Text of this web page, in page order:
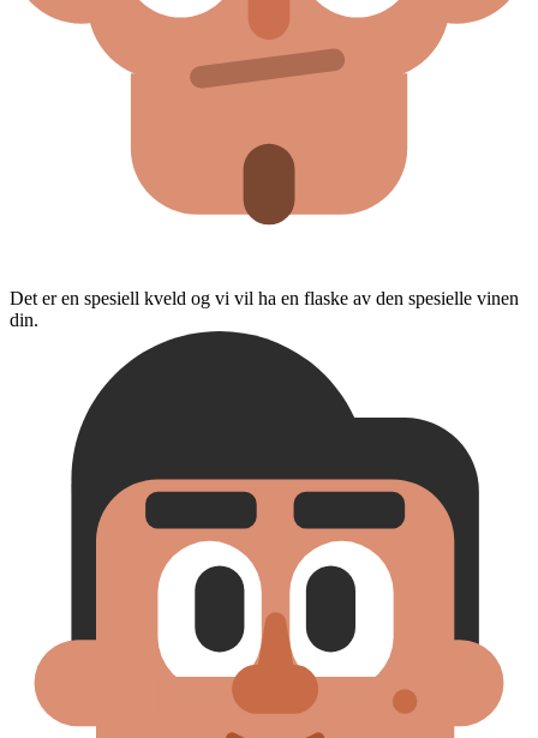
Det er en spesiell kveld og vi vil ha en flaske av den spesielle vinen
din.